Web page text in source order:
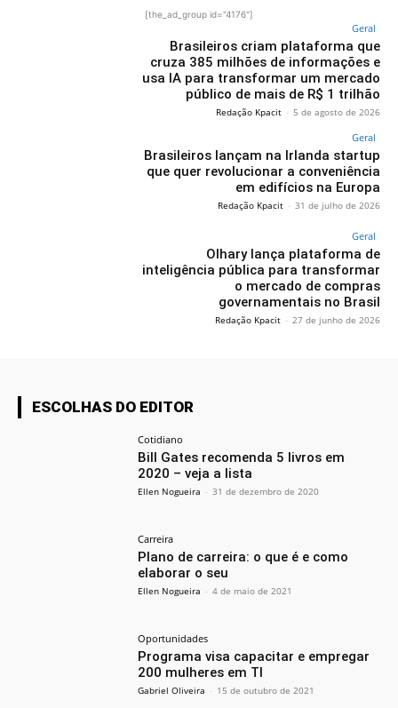
[the_ad_group id="4176"]
Geral
Brasileiros criam plataforma que
cruza 385 milhões de informações e
usa IA para transformar um mercado
público de mais de R$ 1 trilhão
Redação Kpacit - 5 de agosto de 2026
Geral
Brasileiros lançam na Irlanda startup
que quer revolucionar a conveniência
em edifícios na Europa
Redação Kpacit - 31 de julho de 2026
Geral
Olhary lança plataforma de
inteligência pública para transformar
o mercado de compras
governamentais no Brasil
Redação Kpacit - 27 de junho de 2026
ESCOLHAS DO EDITOR
Cotidiano
Bill Gates recomenda 5 livros em
2020 – veja a lista
Ellen Nogueira - 31 de dezembro de 2020
Carreira
Plano de carreira: o que é e como
elaborar o seu
Ellen Nogueira - 4 de maio de 2021
Oportunidades
Programa visa capacitar e empregar
200 mulheres em TI
Gabriel Oliveira - 15 de outubro de 2021